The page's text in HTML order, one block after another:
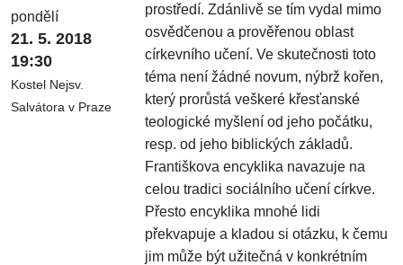
pondělí
21. 5. 2018
19:30
Kostel Nejsv.
Salvátora v Praze
prostředí. Zdánlivě se tím vydal mimo
osvědčenou a prověřenou oblast
církevního učení. Ve skutečnosti toto
téma není žádné novum, nýbrž kořen,
který prorůstá veškeré křesťanské
teologické myšlení od jeho počátku,
resp. od jeho biblických základů.
Františkova encyklika navazuje na
celou tradici sociálního učení církve.
Přesto encyklika mnohé lidi
překvapuje a kladou si otázku, k čemu
jim může být užitečná v konkrétním